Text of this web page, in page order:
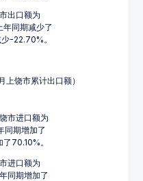
出口额为
同期减少了
-22.70%。
饶市累计出口额）
市进口额为
同期增加了
70.10%。
进口额为
同期增加了